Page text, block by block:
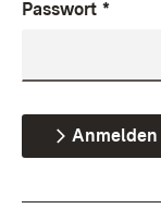
Passwort *
Anmelden